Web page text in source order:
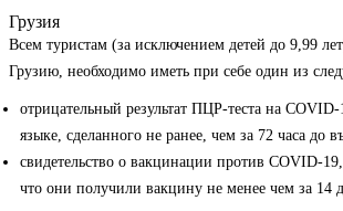
Грузия
Всем туристам (за исключением детей до 9,99
Грузию, необходимо иметь при себе один из
отрицательный результат ПЦР-теста на
языке, сделанного не ранее, чем за 72 часа до
свидетельство о вакцинации против COVID-
что они получили вакцину не менее чем за 14